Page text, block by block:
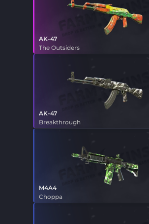
AK-47
The Outsiders
AK-47
Breakthrough
M4A4
Choppa